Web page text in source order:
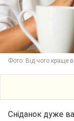
Фото: Від чого краще
Сніданок дуже